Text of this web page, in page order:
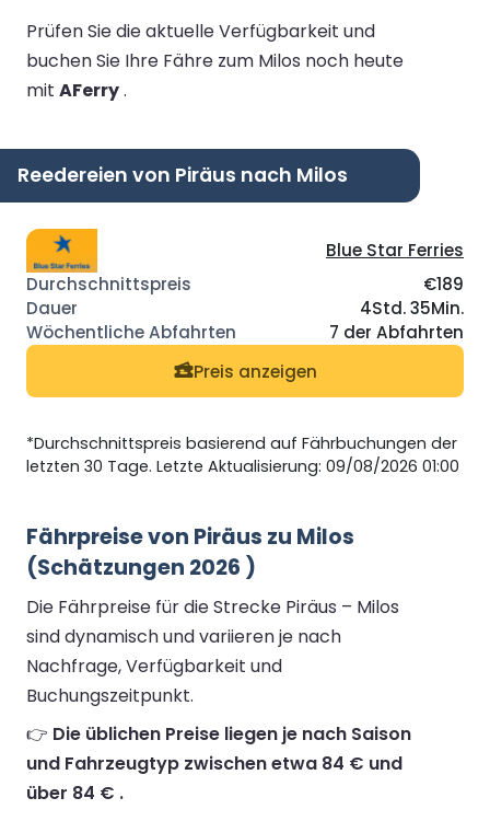
Prüfen Sie die aktuelle Verfügbarkeit und
buchen Sie Ihre Fähre zum Milos noch heute
mit AFerry.
Reedereien von Piräus nach Milos
Blue Star Ferries
€189
4Std. 35Min.
7 der Abfahrten
Preis anzeigen
*Durchschnittspreis basierend auf Fährbuchungen der
letzten 30 Tage. Letzte Aktualisierung: 09/08/2026 01:00
Fährpreise von Piräus zu Milos
(Schätzungen 2026 )
Die Fährpreise für die Strecke Piräus – Milos
sind dynamisch und variieren je nach
Nachfrage, Verfügbarkeit und
Buchungszeitpunkt.
👉 Die üblichen Preise liegen je nach Saison
und Fahrzeugtyp zwischen etwa 84 € und
über 84 € .